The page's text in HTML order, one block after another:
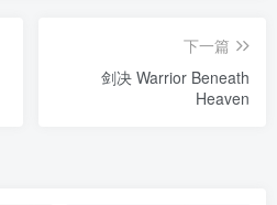
下一篇
剑决 Warrior Beneath
Heaven